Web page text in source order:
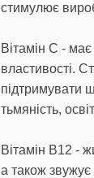
стимулює
Вітамін С - має
властивості.
підтримувати
тьмяність,
Вітамін В12 -
а також